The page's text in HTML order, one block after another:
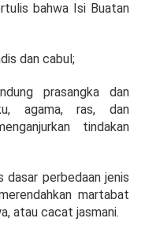
bahwa Isi Buatan
dan cabul;
prasangka dan
agama, ras, dan
tindakan
perbedaan jenis
martabat
atau cacat jasmani.